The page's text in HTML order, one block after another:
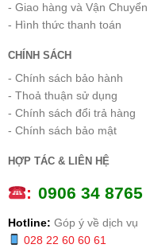
- Giao hàng và Vận Chuyển
- Hình thức thanh toán
CHÍNH SÁCH
- Chính sách bảo hành
- Thoả thuận sử dụng
- Chính sách đổi trả hàng
- Chính sách bảo mật
HỢP TÁC & LIÊN HỆ
: 0906 34 8765
Hotline: Góp ý về dịch vụ
028 22 60 60 61